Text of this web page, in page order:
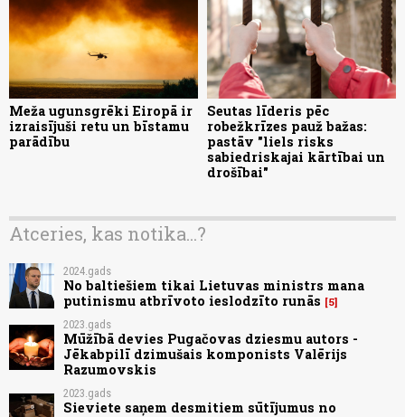
Meža ugunsgrēki Eiropā ir
izraisījuši retu un bīstamu
parādību
Seutas līderis pēc
robežkrīzes pauž bažas:
pastāv "liels risks
sabiedriskajai kārtībai un
drošībai"
Atceries, kas notika...?
2024.gads
No baltiešiem tikai Lietuvas ministrs mana
putinismu atbrīvoto ieslodzīto runās
5
2023.gads
Mūžībā devies Pugačovas dziesmu autors -
Jēkabpilī dzimušais komponists Valērijs
Razumovskis
2023.gads
Sieviete saņem desmitiem sūtījumus no